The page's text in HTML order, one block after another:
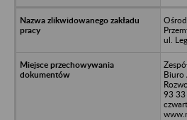
ul.
Biuro
93 33